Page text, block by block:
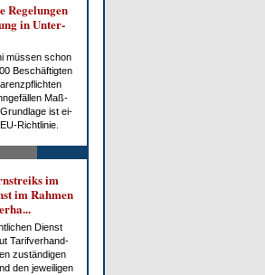
Re­ge­lun­gen
in Un­ter­
müs­sen schon
Be­schäf­tig­ten
Maß­
ist ei­
Richt­li­nie.
im
im Rah­men
Dienst
Ta­rif­ver­hand­
zu­stän­di­gen
den je­wei­li­gen